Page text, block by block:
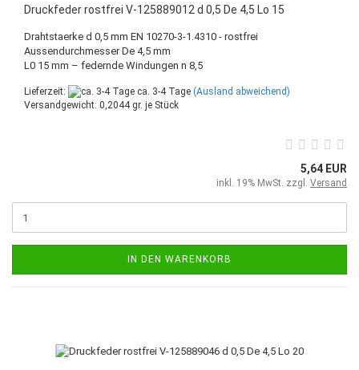
Druckfeder rostfrei V-125889012 d 0,5 De 4,5 Lo 15
Drahtstaerke d 0,5 mm EN 10270-3-1.4310 - rostfrei
Aussendurchmesser De 4,5 mm
L0 15 mm – federnde Windungen n 8,5
Lieferzeit: ca. 3-4 Tage (Ausland abweichend)
Versandgewicht: 0,2044gr. je Stück
5,64 EUR
inkl. 19% MwSt. zzgl. Versand
IN DEN WARENKORB